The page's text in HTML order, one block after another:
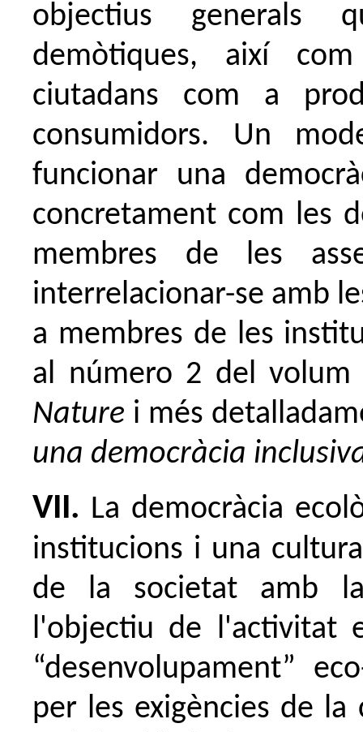
objectius generals
demòtiques, així
ciutadans com a
consumidors. Un
funcionar una
concretament com les
membres de les
interrelacionar-se amb
a membres de les
al número 2 del
Nature i més
una democràcia
VII. La democràcia
institucions i una
de la societat amb
l'objectiu de l'activitat
“desenvolupament”
per les exigències de